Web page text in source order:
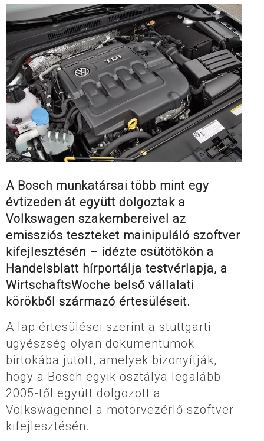
A Bosch munkatársai több mint egy
évtizeden át együtt dolgoztak a
Volkswagen szakembereivel az
emissziós teszteket mainipuláló szoftver
kifejlesztésén – idézte csütötökön a
Handelsblatt hírportálja testvérlapja, a
WirtschaftsWoche belső vállalati
körökből származó értesüléseit.
A lap értesülései szerint a stuttgarti
ügyészség olyan dokumentumok
birtokába jutott, amelyek bizonyítják,
hogy a Bosch egyik osztálya legalább
2005-től együtt dolgozott a
Volkswagennel a motorvezérlő szoftver
kifejlesztésén.